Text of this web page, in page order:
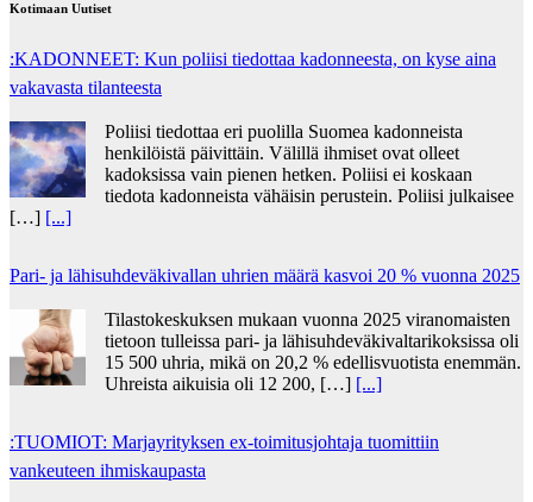
Kotimaan Uutiset
:KADONNEET: Kun poliisi tiedottaa kadonneesta, on kyse aina
vakavasta tilanteesta
Poliisi tiedottaa eri puolilla Suomea kadonneista
henkilöistä päivittäin. Välillä ihmiset ovat olleet
kadoksissa vain pienen hetken. Poliisi ei koskaan
tiedota kadonneista vähäisin perustein. Poliisi julkaisee
[…] [...]
Pari- ja lähisuhdeväkivallan uhrien määrä kasvoi 20 % vuonna 2025
Tilastokeskuksen mukaan vuonna 2025 viranomaisten
tietoon tulleissa pari- ja lähisuhdeväkivaltarikoksissa oli
15 500 uhria, mikä on 20,2 % edellisvuotista enemmän.
Uhreista aikuisia oli 12 200, […] [...]
:TUOMIOT: Marjayrityksen ex-toimitusjohtaja tuomittiin
vankeuteen ihmiskaupasta